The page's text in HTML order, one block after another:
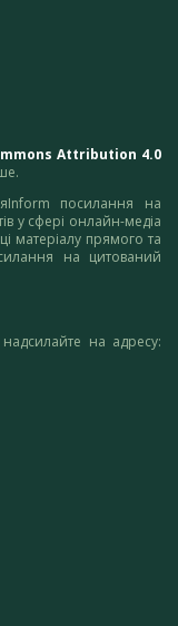
Attribution 4.0
посилання на
у сфері онлайн-медіа
матеріалу прямого та
на цитований
на адресу: